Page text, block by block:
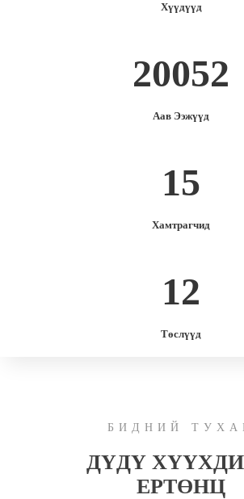
Хүүдүүд
20052
Аав Ээжүүд
15
Хамтрагчид
12
Төслүүд
БИДНИЙ
ДҮДҮ
ЕРТӨНЦ